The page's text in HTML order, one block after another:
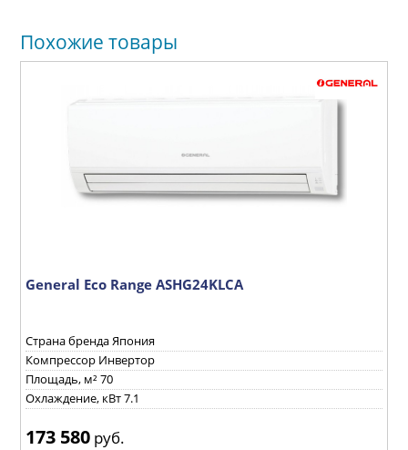
Похожие товары
General Eco Range ASHG24KLCA
Страна бренда Япония
Компрессор Инвертор
Площадь, м² 70
Охлаждение, кВт 7.1
173 580 руб.